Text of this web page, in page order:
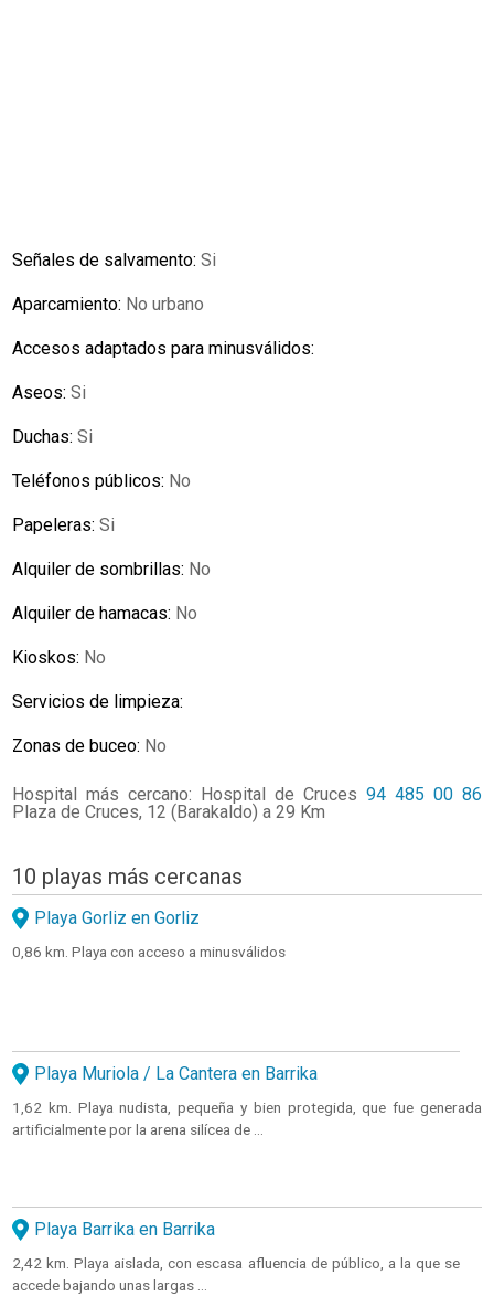
Señales de salvamento:Si
Aparcamiento: No urbano
Accesos adaptados para minusválidos:
Aseos:Si
Duchas:Si
Teléfonos públicos: No
Papeleras:Si
Alquiler de sombrillas: No
Alquiler de hamacas: No
Kioskos: No
Servicios de limpieza:
Zonas de buceo: No
Hospital más cercano: Hospital de Cruces 94 485 00 86
Plaza de Cruces, 12 (Barakaldo) a 29 Km
10 playas más cercanas
Playa Gorliz en Gorliz
0,86 km. Playa con acceso a minusválidos
Playa Muriola / La Cantera en Barrika
1,62 km. Playa nudista, pequeña y bien protegida, que fue generada
artificialmente por la arena silícea de ...
Playa Barrika en Barrika
2,42 km. Playa aislada, con escasa afluencia de público, a la que se
accede bajando unas largas ...